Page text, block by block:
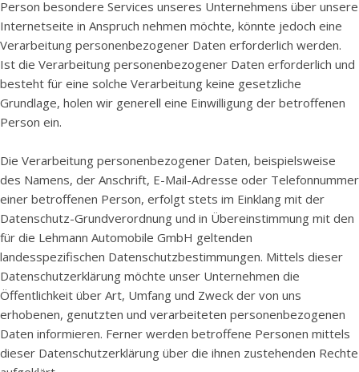
Person besondere Services unseres Unternehmens über unsere
Internetseite in Anspruch nehmen möchte, könnte jedoch eine
Verarbeitung personenbezogener Daten erforderlich werden.
Ist die Verarbeitung personenbezogener Daten erforderlich und
besteht für eine solche Verarbeitung keine gesetzliche
Grundlage, holen wir generell eine Einwilligung der betroffenen
Person ein.
Die Verarbeitung personenbezogener Daten, beispielsweise
des Namens, der Anschrift, E-Mail-Adresse oder Telefonnummer
einer betroffenen Person, erfolgt stets im Einklang mit der
Datenschutz-Grundverordnung und in Übereinstimmung mit den
für die Lehmann Automobile GmbH geltenden
landesspezifischen Datenschutzbestimmungen. Mittels dieser
Datenschutzerklärung möchte unser Unternehmen die
Öffentlichkeit über Art, Umfang und Zweck der von uns
erhobenen, genutzten und verarbeiteten personenbezogenen
Daten informieren. Ferner werden betroffene Personen mittels
dieser Datenschutzerklärung über die ihnen zustehenden Rechte